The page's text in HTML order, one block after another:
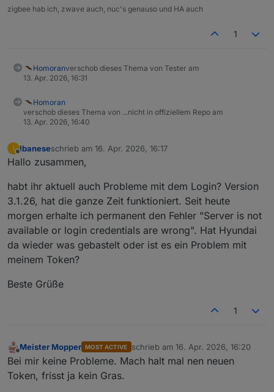
zigbee hab ich, zwave auch, nuc's genauso und HA auch
1
Homoranverschob dieses Thema von Tester am
13. Apr. 2026, 16:31
Homoran
verschob dieses Thema von ...nicht in offiziellem Repo am
13. Apr. 2026, 16:40
I
Offline
Ibaneseschrieb am 16. Apr. 2026, 16:17
zuletzt editiert von
Hallo zusammen,
habt ihr aktuell auch Probleme mit dem Login? Version
3.1.26, hat die ganze Zeit funktioniert. Seit heute
morgen erhalte ich permanent den Fehler "Server is not
available or login credentials are wrong". Hat Hyundai
da wieder was gebastelt oder ist es ein Problem mit
meinem Token?
Beste Grüße
1
Offline
Meister Mopper MOST ACTIVE schrieb am 16. Apr. 2026, 16:20
zuletzt editiert von
Bei mir keine Probleme. Mach halt mal nen neuen
Token, frisst ja kein Gras.